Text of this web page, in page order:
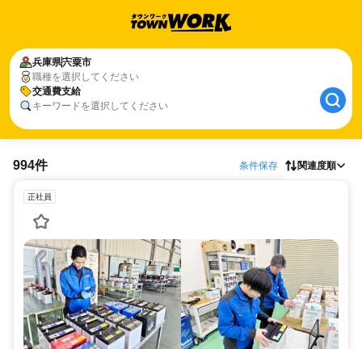
兵庫県宍粟市
職種を選択してください
交通費支給
キーワードを選択してください
994件 条件保存 関連度順
正社員